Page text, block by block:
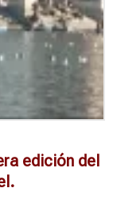
edición del